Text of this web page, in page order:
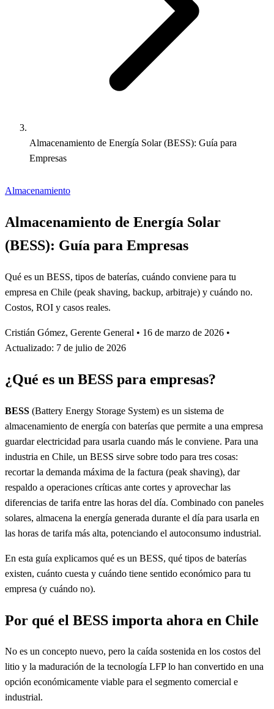
Almacenamiento de Energía Solar (BESS): Guía para
Empresas
Almacenamiento
Almacenamiento de Energía Solar
(BESS): Guía para Empresas
Qué es un BESS, tipos de baterías, cuándo conviene para tu
empresa en Chile (peak shaving, backup, arbitraje) y cuándo no.
Costos, ROI y casos reales.
Cristián Gómez, Gerente General • 16 de marzo de 2026 •
Actualizado: 7 de julio de 2026
¿Qué es un BESS para empresas?
BESS (Battery Energy Storage System) es un sistema de
almacenamiento de energía con baterías que permite a una empresa
guardar electricidad para usarla cuando más le conviene. Para una
industria en Chile, un BESS sirve sobre todo para tres cosas:
recortar la demanda máxima de la factura (peak shaving), dar
respaldo a operaciones críticas ante cortes y aprovechar las
diferencias de tarifa entre las horas del día. Combinado con paneles
solares, almacena la energía generada durante el día para usarla en
las horas de tarifa más alta, potenciando el autoconsumo industrial.
En esta guía explicamos qué es un BESS, qué tipos de baterías
existen, cuánto cuesta y cuándo tiene sentido económico para tu
empresa (y cuándo no).
Por qué el BESS importa ahora en Chile
No es un concepto nuevo, pero la caída sostenida en los costos del
litio y la maduración de la tecnología LFP lo han convertido en una
opción económicamente viable para el segmento comercial e
industrial.